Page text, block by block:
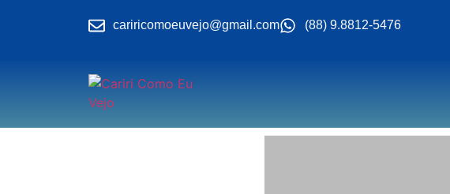
cariricomoeuvejo@gmail.com (88) 9.8812-5476